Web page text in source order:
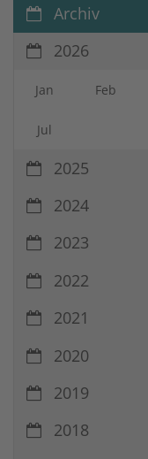
Archiv
2026
Jan Feb
Jul
2025
2024
2023
2022
2021
2020
2019
2018